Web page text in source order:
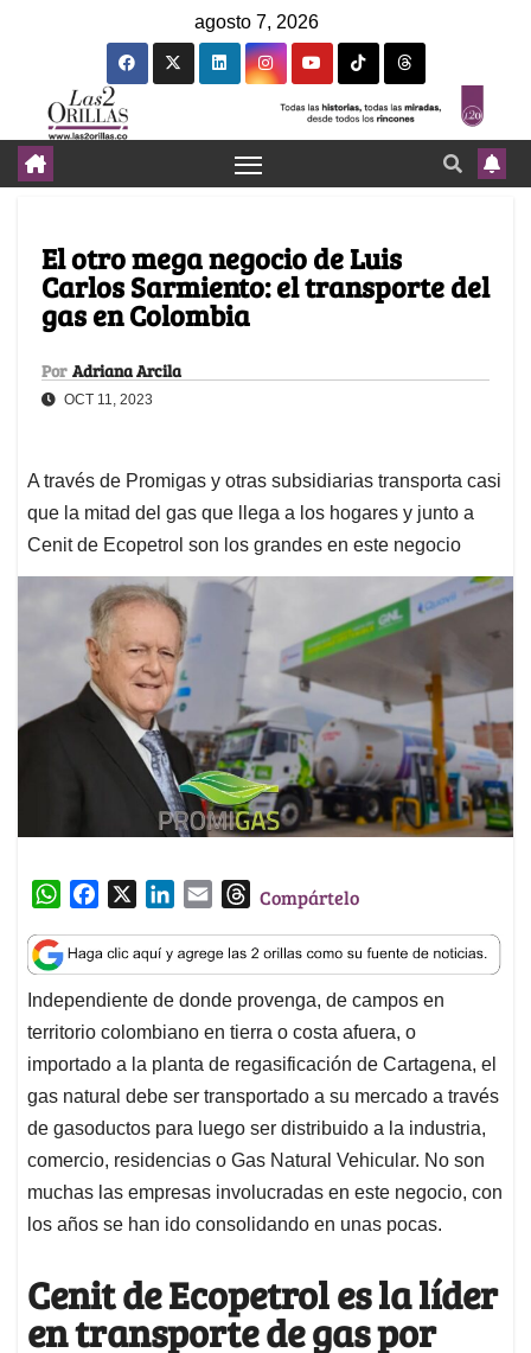
agosto 7, 2026
El otro mega negocio de Luis
Carlos Sarmiento: el transporte del
gas en Colombia
Por Adriana Arcila
OCT 11, 2023
A través de Promigas y otras subsidiarias transporta casi
que la mitad del gas que llega a los hogares y junto a
Cenit de Ecopetrol son los grandes en este negocio
W
a
t
s
A
p
p
c
e
b
o
o
k
n
k
e
d
I
n
a
i
l
T
r
e
a
d
s
Compártelo
Independiente de donde provenga, de campos en
territorio colombiano en tierra o costa afuera, o
importado a la planta de regasificación de Cartagena, el
gas natural debe ser transportado a su mercado a través
de gasoductos para luego ser distribuido a la industria,
comercio, residencias o Gas Natural Vehicular. No son
muchas las empresas involucradas en este negocio, con
los años se han ido consolidando en unas pocas.
Cenit de Ecopetrol es la líder
en transporte de gas por